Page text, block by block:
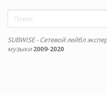
Форма
поиска
SUBWISE - Сетевой лейбл
музыки 2009-2020